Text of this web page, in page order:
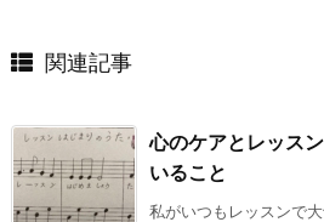
関連記事
心のケアとレッス
いること
私がいつもレッスンで